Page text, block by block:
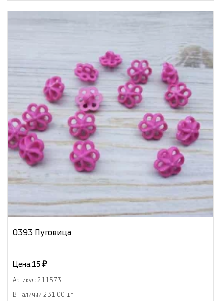
0393 Пуговица
Цена:15 ₽
Артикул: 211573
В наличии 231.00 шт